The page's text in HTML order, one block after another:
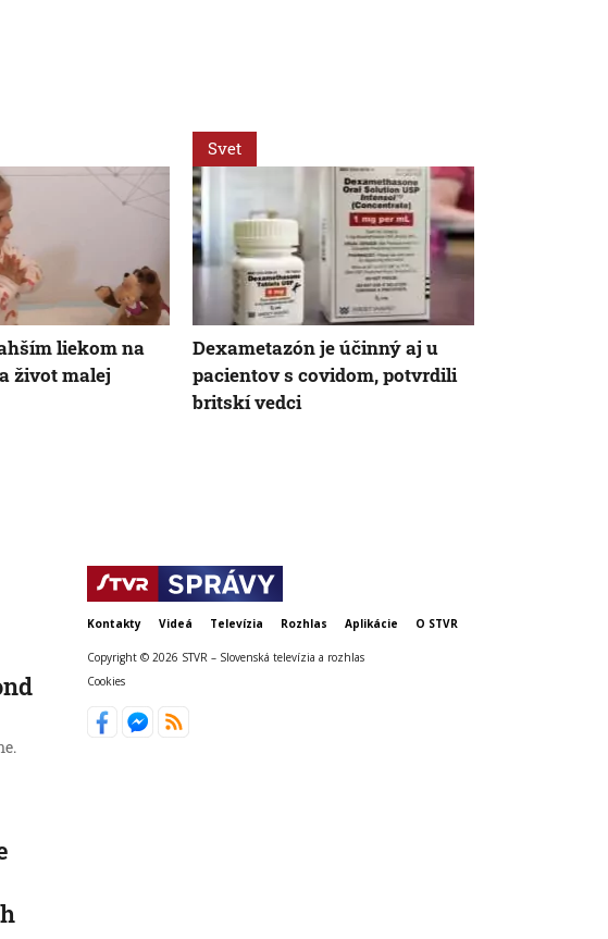
liekom na
život malej
Svet
Dexametazón je účinný aj u
pacientov s covidom, potvrdili
britskí vedci
Kontakty Videá Televízia Rozhlas Aplikácie O STVR
Copyright © 2026 STVR – Slovenská televízia a rozhlas
Cookies